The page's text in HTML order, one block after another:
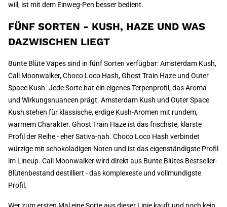
will, ist mit dem Einweg-Pen besser bedient.
FÜNF SORTEN - KUSH, HAZE UND WAS
DAZWISCHEN LIEGT
Bunte Blüte Vapes sind in fünf Sorten verfügbar: Amsterdam Kush,
Cali Moonwalker, Choco Loco Hash, Ghost Train Haze und Outer
Space Kush. Jede Sorte hat ein eigenes Terpenprofil, das Aroma
und Wirkungsnuancen prägt. Amsterdam Kush und Outer Space
Kush stehen für klassische, erdige Kush-Aromen mit rundem,
warmem Charakter. Ghost Train Haze ist das frischste, klarste
Profil der Reihe - eher Sativa-nah. Choco Loco Hash verbindet
würzige mit schokoladigen Noten und ist das eigenständigste Profil
im Lineup. Cali Moonwalker wird direkt aus Bunte Blütes Bestseller-
Blütenbestand destilliert - das komplexeste und vollmundigste
Profil.